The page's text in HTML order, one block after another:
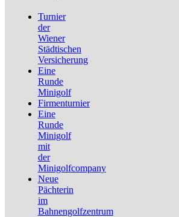
Turnier
der
Wiener
Städtischen
Versicherung
Eine
Runde
Minigolf
Firmenturnier
Eine
Runde
Minigolf
mit
der
Minigolfcompany
Neue
Pächterin
im
Bahnengolfzentrum